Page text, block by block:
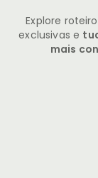
Explore
exclusivas e
mais